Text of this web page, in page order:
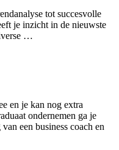
tot succesvolle
je inzicht in de nieuwste
…
en je kan nog extra
ondernemen ga je
een business coach en